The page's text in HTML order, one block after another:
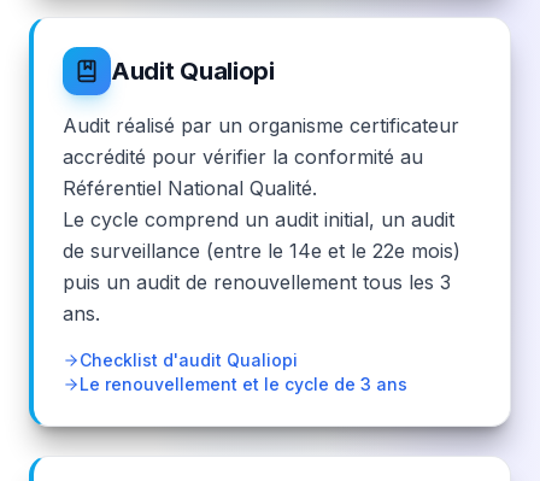
Audit Qualiopi
Audit réalisé par un organisme certificateur
accrédité pour vérifier la conformité au
Référentiel National Qualité.
Le cycle comprend un audit initial, un audit
de surveillance (entre le 14e et le 22e mois)
puis un audit de renouvellement tous les 3
ans.
Checklist d'audit Qualiopi
Le renouvellement et le cycle de 3 ans